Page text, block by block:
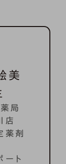
美
局
店
薬剤
ート